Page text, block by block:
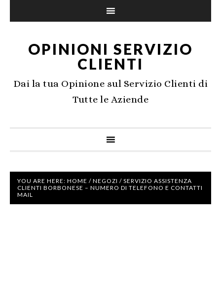
OPINIONI SERVIZIO
CLIENTI
Dai la tua Opinione sul Servizio Clienti di
Tutte le Aziende
YOU ARE HERE: HOME / NEGOZI / SERVIZIO ASSISTENZA
CLIENTI BORBONESE – NUMERO DI TELEFONO E CONTATTI
MAIL